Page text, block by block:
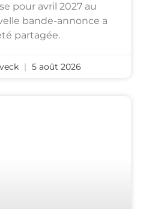
pour avril 2027 au
bande-annonce a
partagée.
5 août 2026